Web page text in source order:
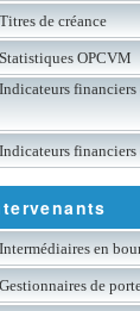
Titres de créance
Statistiques OPCVM
Indicateurs financiers
Indicateurs financiers
Intermédiaires en
Gestionnaires de